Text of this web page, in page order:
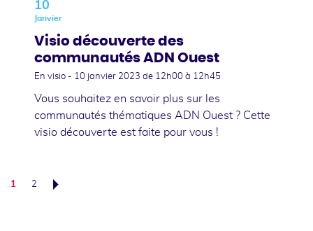
10
Janvier
Visio découverte des
communautés ADN Ouest
En visio - 10 janvier 2023 de 12h00 à 12h45
Vous souhaitez en savoir plus sur les
communautés thématiques ADN Ouest ? Cette
visio découverte est faite pour vous !
1 2